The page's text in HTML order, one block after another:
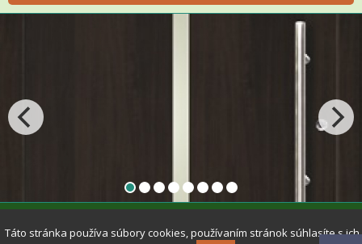
Obsah stránky je chránený autorským zákonom. Prepis, šírenie, či ďalšie sprístupnenie
Táto stránka používa súbory cookies, používaním stránok súhlasíte s ich